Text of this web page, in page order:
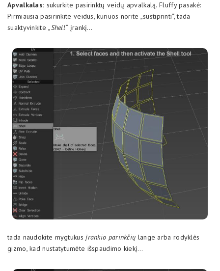
Apvalkalas: sukurkite pasirinktų veidų apvalkalą. Fluffy pasakė:
Pirmiausia pasirinkite veidus, kuriuos norite „sustiprinti“, tada
suaktyvinkite„Shell“ įrankį…
tada naudokite mygtukusįrankio parinkčių lange arba rodyklės
gizmo, kad nustatytumėte išspaudimo kiekį…